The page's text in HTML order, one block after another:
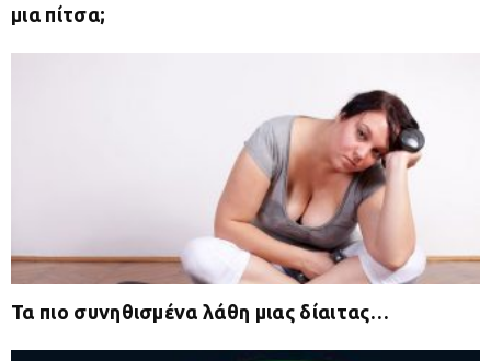
μια πίτσα;
Τα πιο συνηθισμένα λάθη μιας δίαιτας…